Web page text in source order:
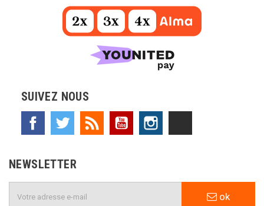
SUIVEZ NOUS
Facebook Twitter Rss YouTube
NEWSLETTER
ok